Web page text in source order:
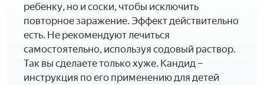
ребенку, но и соски, чтобы исключить
повторное заражение. Эффект действительно
есть. Не рекомендуют лечиться
самостоятельно, используя содовый раствор.
Так вы сделаете только хуже. Кандид –
инструкция по его применению для детей